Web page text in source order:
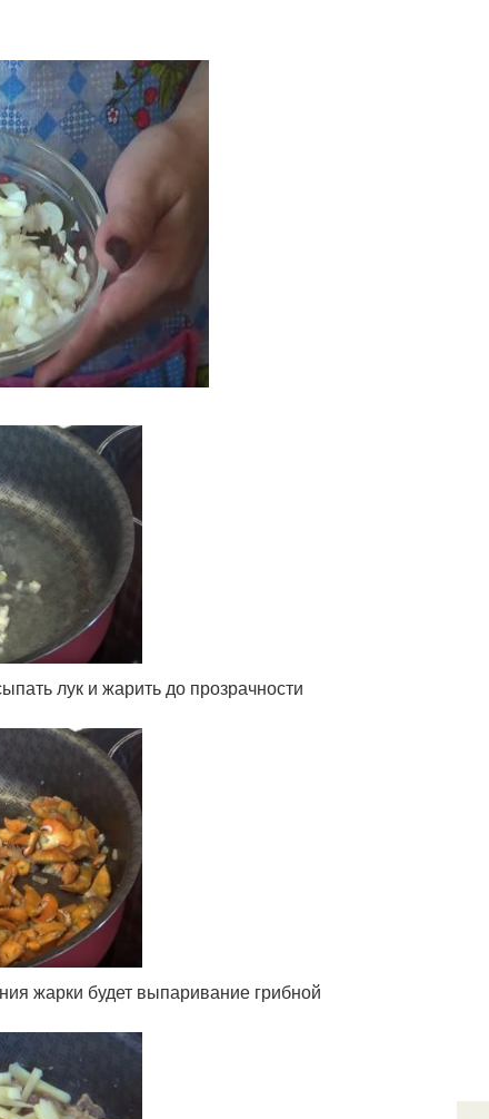
лук и жарить до прозрачности
жарки будет выпаривание грибной